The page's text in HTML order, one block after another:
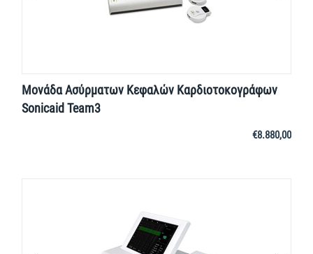
Μονάδα Ασύρματων Κεφαλών Καρδιοτοκογράφων
Sonicaid Team3
€8.880,00